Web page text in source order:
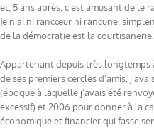
et, 5 ans après, c’est amusant de le
Je n’ai ni rancœur ni rancune,
de la démocratie est la courtisanerie.
Appartenant depuis très longtemps
de ses premiers cercles d’amis,
(époque à laquelle j’avais été
excessif) et 2006 pour donner à la
économique et financier qui fasse